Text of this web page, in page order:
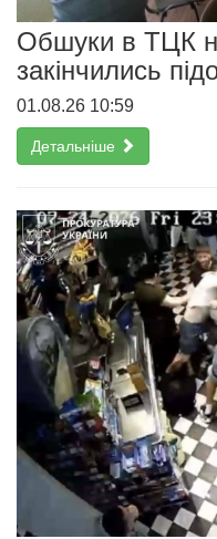
Обшуки в ТЦК
закінчились
01.08.26 10:59
Детальніше